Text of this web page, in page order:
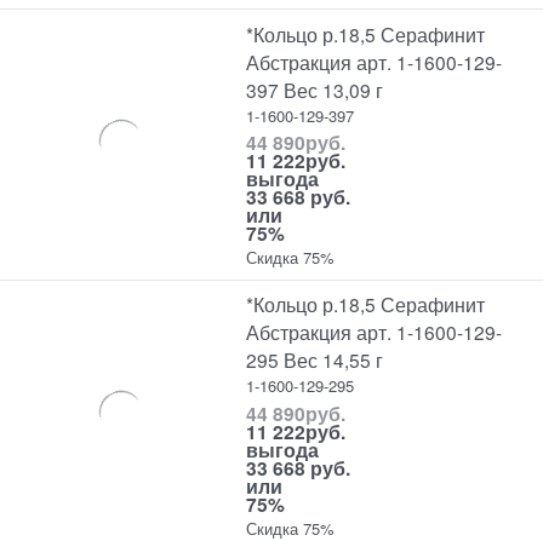
*Кольцо р.18,5 Серафинит
Абстракция арт. 1-1600-129-
397 Вес 13,09 г
1-1600-129-397
44 890руб.
11 222руб.
выгода
33 668 руб.
или
75%
Скидка 75%
*Кольцо р.18,5 Серафинит
Абстракция арт. 1-1600-129-
295 Вес 14,55 г
1-1600-129-295
44 890руб.
11 222руб.
выгода
33 668 руб.
или
75%
Скидка 75%